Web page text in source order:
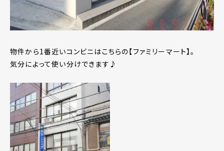
物件から1番近いコンビニはこちらの【ファミリーマート】。
気分によって使い分けできます♪